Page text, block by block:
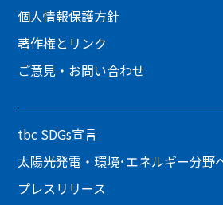
個人情報保護方針
著作権とリンク
ご意見・お問い合わせ
tbc SDGs宣言
太陽光発電・環境･エネルギー分野
プレスリリース